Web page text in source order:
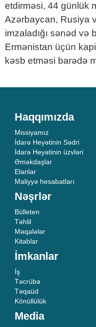
etdirməsi, 44 günlük
Azərbaycan, Rusiya
imzaladığı sənəd və
Ermənistan üçün
kəsb etməsi barədə
Haqqımızda
Missiyamız
İdarə Heyətinin Sədri
İdarə Heyətinin üzvləri
Əməkdaşlar
Elanlar
Maliyyə hesabatları
Nəşrlər
Bülleten
Təhlil
Məqalələr
Kitablar
İmkanlar
İş
Təcrübə
Təqaüd
Könüllülük
Media